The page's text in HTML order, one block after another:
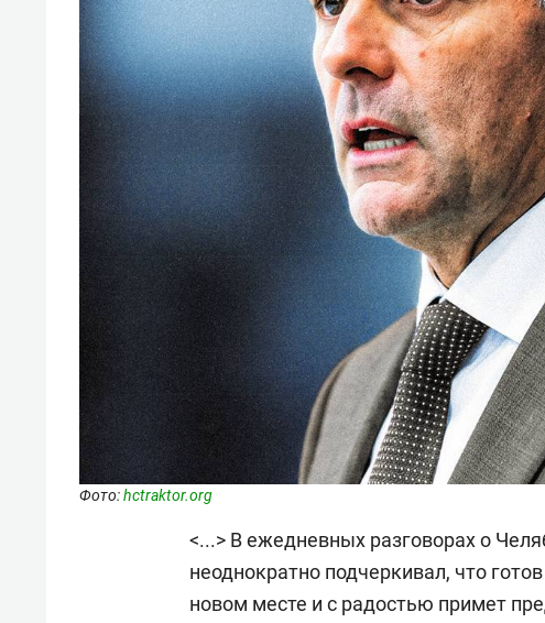
Фото:hctraktor.org
<...> В ежедневных разговорах о
неоднократно подчеркивал, что
новом месте и с радостью примет